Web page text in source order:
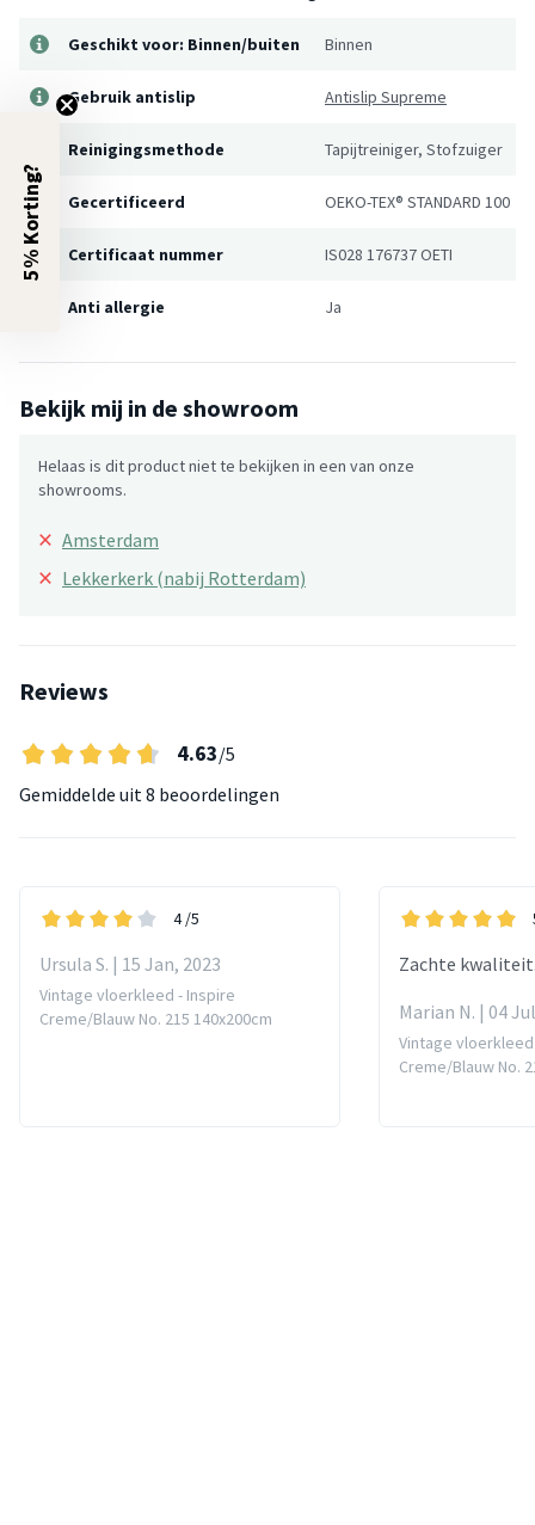
Geschikt voor: Binnen/buiten Binnen
Gebruik antislip Antislip Supreme
Reinigingsmethode Tapijtreiniger, Stofzuiger
Gecertificeerd OEKO-TEX® STANDARD 100
Certificaat nummer IS028 176737 OETI
Anti allergie Ja
Bekijk mij in de showroom
Helaas is dit product niet te bekijken in een van onze
showrooms.
× Amsterdam
× Lekkerkerk (nabij Rotterdam)
Reviews
4.63/5
Gemiddelde uit 8 beoordelingen
4 /5
Ursula S. | 15 Jan, 2023
Vintage vloerkleed - Inspire
Creme/Blauw No. 215 140x200cm
Zachte
Marian N. | 04
Vintage
Creme/Blauw No.
5% Korting?